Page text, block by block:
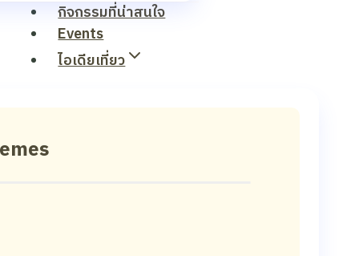
กิจกรรมที่น่าสนใจ
Events
ไอเดียเที่ยว